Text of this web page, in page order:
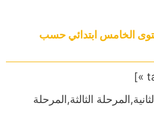
الخامس ابتدائي حسب
الثالثة,المرحلة